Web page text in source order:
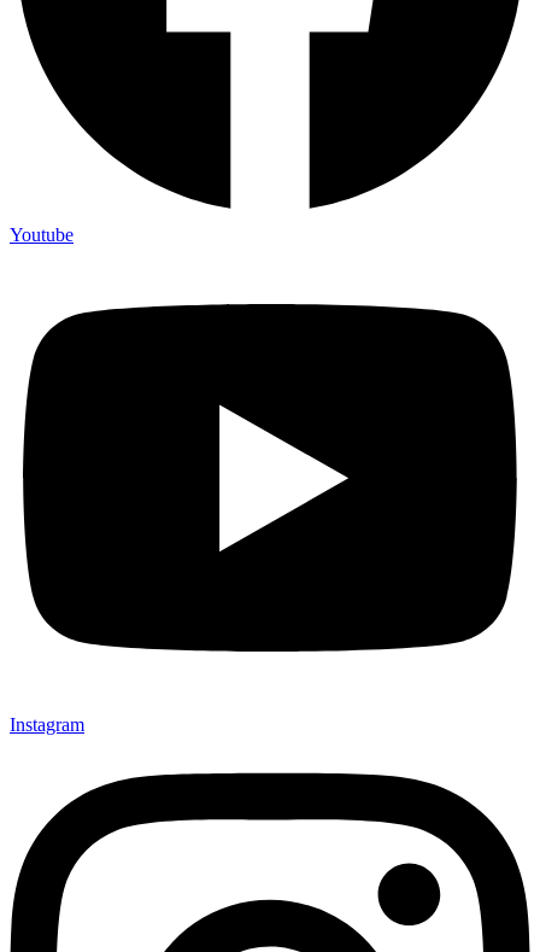
Youtube
Instagram